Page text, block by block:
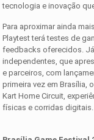
tecnologia e inovação
Para aproximar ainda
Playtest terá testes de
feedbacks oferecidos.
independentes, que
e parceiros, com
primeira vez em Brasília,
Kart Home Circuit,
físicas e corridas digitais.